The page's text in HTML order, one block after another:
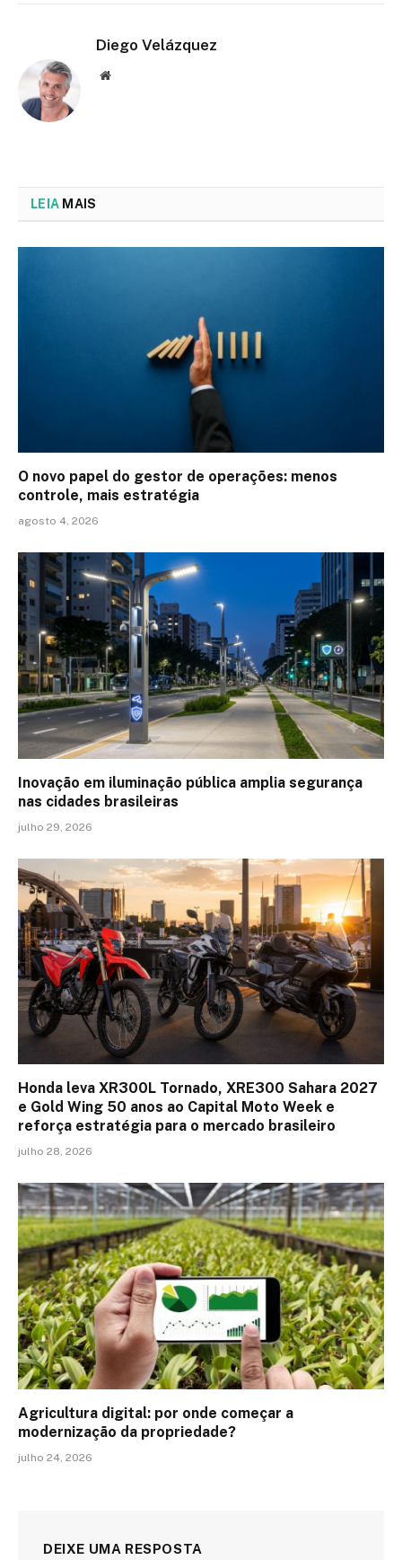
Diego Velázquez
Website
LEIA MAIS
O novo papel do gestor de operações: menos
controle, mais estratégia
agosto 4, 2026
Inovação em iluminação pública amplia segurança
nas cidades brasileiras
julho 29, 2026
Honda leva XR300L Tornado, XRE300 Sahara 2027
e Gold Wing 50 anos ao Capital Moto Week e
reforça estratégia para o mercado brasileiro
julho 28, 2026
Agricultura digital: por onde começar a
modernização da propriedade?
julho 24, 2026
DEIXE UMA RESPOSTA